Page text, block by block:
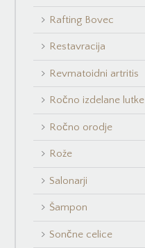
Rafting Bovec
Restavracija
Revmatoidni artritis
Ročno izdelane lutke
Ročno orodje
Rože
Salonarji
Šampon
Sončne celice